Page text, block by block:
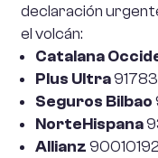
declaración
el volcán:
Catalana
Plus Ultra
Seguros Bilbao
NorteHispana
Allianz